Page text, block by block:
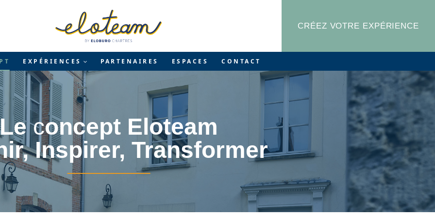
CRÉEZ VOTRE EXPÉRIENCE
EXPÉRIENCES PARTENAIRES ESPACES CONTACT
Leconcept Eloteam
Inspirer, Transformer